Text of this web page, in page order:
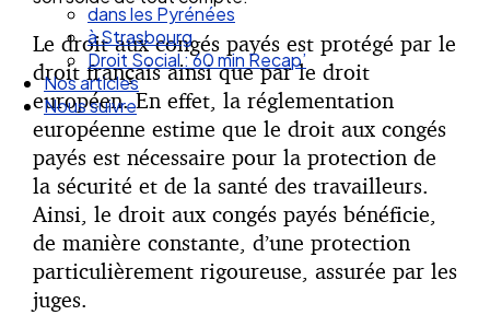
en Occitanie
dans les Pyrénées
à Strasbourg
Droit Social : 60 min Recap’
Nos articles
Nous suivre
Le droit aux congés payés est protégé par le
droit français ainsi que par le droit
européen. En effet, la réglementation
européenne estime que le droit aux congés
payés est nécessaire pour la protection de
la sécurité et de la santé des travailleurs.
Ainsi, le droit aux congés payés bénéficie,
de manière constante, d’une protection
particulièrement rigoureuse, assurée par les
juges.